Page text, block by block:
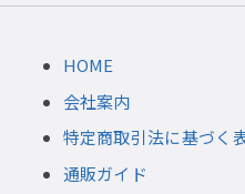
HOME
会社案内
特定商取引法に基づく
通販ガイド